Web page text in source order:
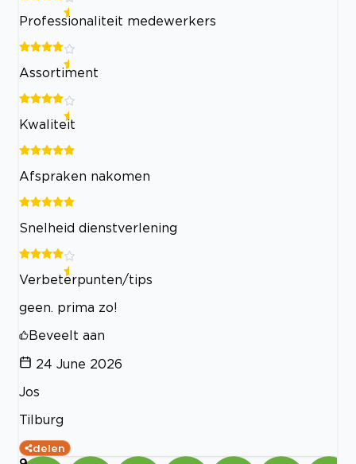
Professionaliteit medewerkers
Assortiment
Kwaliteit
Afspraken nakomen
Snelheid dienstverlening
Verbeterpunten/tips
geen. prima zo!
Beveelt aan
24 June 2026
Jos
Tilburg
delen